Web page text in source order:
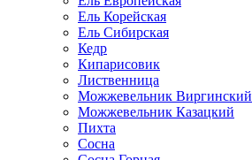
Ель Корейская
Ель Сибирская
Кедр
Кипарисовик
Лиственница
Можжевельник Виргинский
Можжевельник Казацкий
Пихта
Сосна